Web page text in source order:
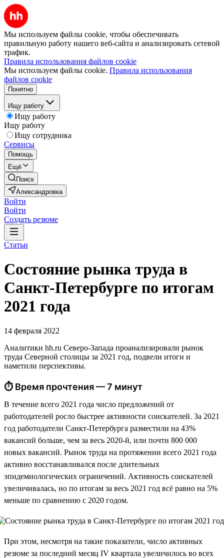
Мы используем файлы cookie, чтобы обеспечивать
правильную работу нашего веб-сайта и анализировать сетевой
трафик.
Правила использования файлов cookie
Мы используем файлы cookie. Правила использования
файлов cookie
Понятно
Ищу работу
Ищу работу
Ищу работу
Ищу сотрудника
Сервисы
Помощь
Ещё
Поиск
Александровка
Войти
Войти
Создать резюме
Статьи
Состояние рынка труда в
Санкт-Петербурге по итогам
2021 года
14 февраля 2022
Аналитики hh.ru Северо-Запада проанализировали рынок
труда Северной столицы за 2021 год, подвели итоги и
наметили перспективы.
⏱ Время прочтения — 7 минут
В течение всего 2021 года число предложений от
работодателей росло быстрее активности соискателей. За 2021
год работодатели Санкт-Петербурга разместили на 43%
вакансий больше, чем за весь 2020-й, или почти 800 000
новых вакансий. Рынок труда на протяжении всего 2021 года
активно восстанавливался после длительных
эпидемиологических ограничений. Активность соискателей
увеличивалась, но по итогам за весь 2021 год всё равно на 5%
меньше по сравнению с 2020 годом.
При этом, несмотря на такие показатели, число активных
резюме за последний месяц IV квартала увеличилось во всех